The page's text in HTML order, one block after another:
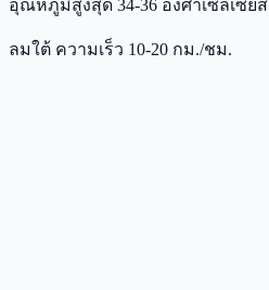
อุณหภูมิสูงสุด 34-36 องศาเซลเซียส
ลมใต้ ความเร็ว 10-20 กม./ชม.